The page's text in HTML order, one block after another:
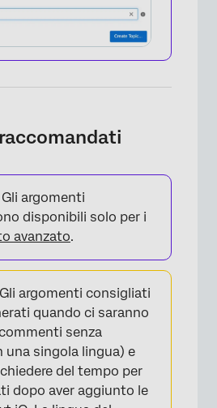
×
×
Gli argomenti
disponibili solo per i
avanzato.
Gli argomenti consigliati
quando ci saranno
senza
una singola lingua) e
del tempo per
dopo aver aggiunto le